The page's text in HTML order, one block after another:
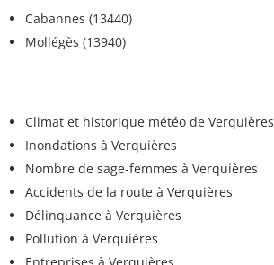
Cabannes (13440)
Mollégès (13940)
Climat et historique météo de Verquières
Inondations à Verquières
Nombre de sage-femmes à Verquières
Accidents de la route à Verquières
Délinquance à Verquières
Pollution à Verquières